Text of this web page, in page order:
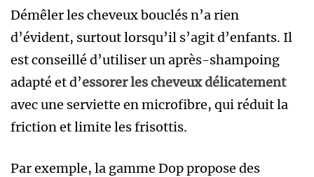
Démêler les cheveux bouclés n’a rien
d’évident, surtout lorsqu’il s’agit d’enfants. Il
est conseillé d’utiliser un après-shampoing
adapté et d’essorer les cheveux délicatement
avec une serviette en microfibre, qui réduit la
friction et limite les frisottis.
Par exemple, la gamme Dop propose des